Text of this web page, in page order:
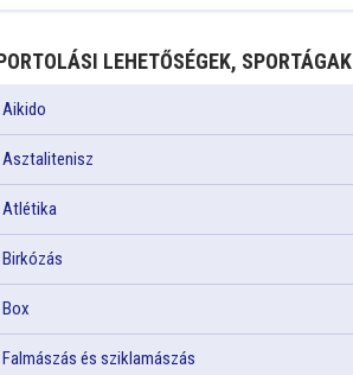
LEHETŐSÉGEK, SPORTÁGAK
Aikido
Asztalitenisz
Atlétika
Birkózás
Box
Falmászás és sziklamászás